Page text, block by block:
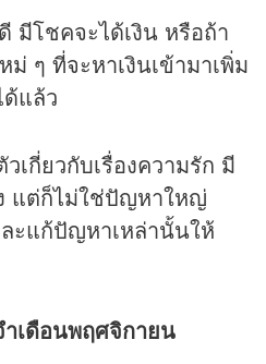
มีโชคจะได้เงิน หรือถ้า
ๆ ที่จะหาเงินเข้ามาเพิ่ม
ด้แล้ว
เกี่ยวกับเรื่องความรัก มี
แต่ก็ไม่ใช่ปัญหาใหญ่
ะแก้ปัญหาเหล่านั้นให้
ำเดือนพฤศจิกายน